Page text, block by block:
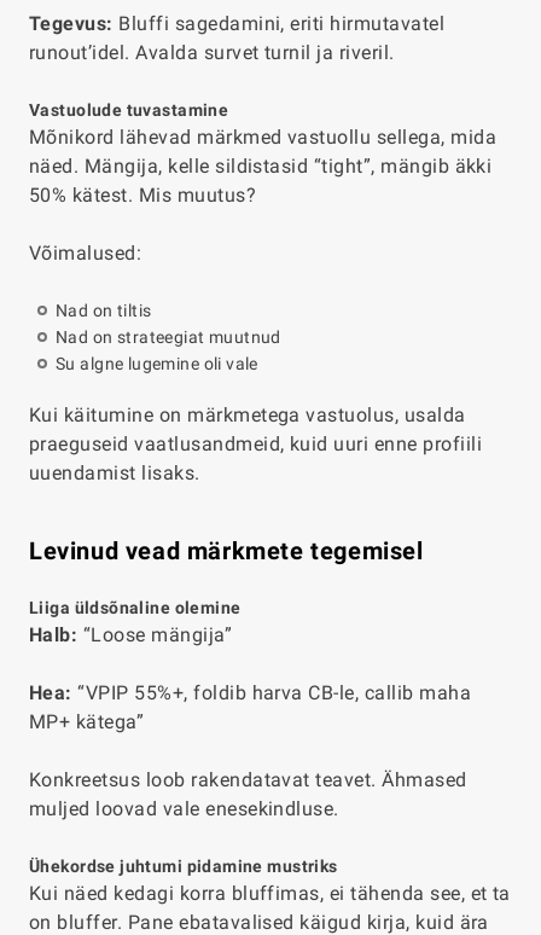
Tegevus: Bluffi sagedamini, eriti hirmutavatel
runout’idel. Avalda survet turnil ja riveril.
Vastuolude tuvastamine
Mõnikord lähevad märkmed vastuollu sellega, mida
näed. Mängija, kelle sildistasid “tight”, mängib äkki
50% kätest. Mis muutus?
Võimalused:
Nad on tiltis
Nad on strateegiat muutnud
Su algne lugemine oli vale
Kui käitumine on märkmetega vastuolus, usalda
praeguseid vaatlusandmeid, kuid uuri enne profiili
uuendamist lisaks.
Levinud vead märkmete tegemisel
Liiga üldsõnaline olemine
Halb: “Loose mängija”
Hea: “VPIP 55%+, foldib harva CB-le, callib maha
MP+ kätega”
Konkreetsus loob rakendatavat teavet. Ähmased
muljed loovad vale enesekindluse.
Ühekordse juhtumi pidamine mustriks
Kui näed kedagi korra bluffimas, ei tähenda see, et ta
on bluffer. Pane ebatavalised käigud kirja, kuid ära